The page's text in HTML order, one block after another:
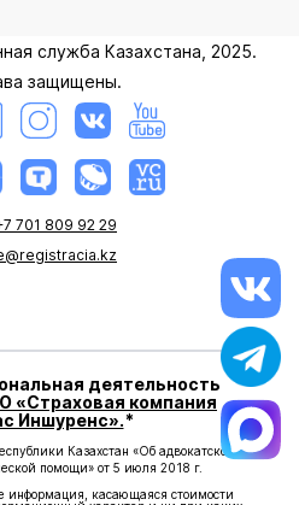
служба Казахстана, 2025.
защищены.
701 809 92 29
деятельность
«Страховая компания
Иншуренс».*
Казахстан «Об адвокатской
помощи» от 5 июля 2018 г.
информация, касающаяся стоимости